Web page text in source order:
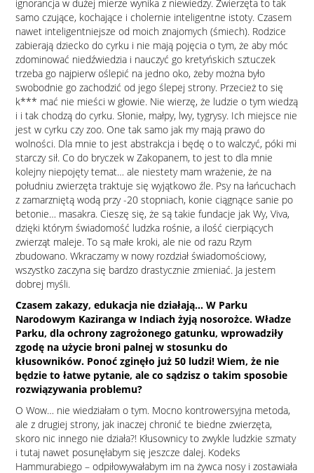
ignorancja w dużej mierze wynika z niewiedzy. Zwierzęta to tak
samo czujące, kochające i cholernie inteligentne istoty. Czasem
nawet inteligentniejsze od moich znajomych (śmiech). Rodzice
zabierają dziecko do cyrku i nie mają pojęcia o tym, że aby móc
zdominować niedźwiedzia i nauczyć go kretyńskich sztuczek
trzeba go najpierw oślepić na jedno oko, żeby można było
swobodnie go zachodzić od jego ślepej strony. Przecież to się
k*** mać nie mieści w głowie. Nie wierzę, że ludzie o tym wiedzą
i i tak chodzą do cyrku. Słonie, małpy, lwy, tygrysy. Ich miejsce nie
jest w cyrku czy zoo. One tak samo jak my mają prawo do
wolności. Dla mnie to jest abstrakcja i będę o to walczyć, póki mi
starczy sił. Co do bryczek w Zakopanem, to jest to dla mnie
kolejny niepojęty temat… ale niestety mam wrażenie, że na
południu zwierzęta traktuje się wyjątkowo źle. Psy na łańcuchach
z zamarzniętą wodą przy -20 stopniach, konie ciągnące sanie po
betonie… masakra. Cieszę się, że są takie fundacje jak Wy, Viva,
dzięki którym świadomość ludzka rośnie, a ilość cierpiących
zwierząt maleje. To są małe kroki, ale nie od razu Rzym
zbudowano. Wkraczamy w nowy rozdział świadomościowy,
wszystko zaczyna się bardzo drastycznie zmieniać. Ja jestem
dobrej myśli.
Czasem zakazy, edukacja nie działają… W Parku
Narodowym Kaziranga w Indiach żyją nosorożce. Władze
Parku, dla ochrony zagrożonego gatunku, wprowadziły
zgodę na użycie broni palnej w stosunku do
kłusowników. Ponoć zginęło już 50 ludzi! Wiem, że nie
będzie to łatwe pytanie, ale co sądzisz o takim sposobie
rozwiązywania problemu?
O Wow… nie wiedziałam o tym. Mocno kontrowersyjna metoda,
ale z drugiej strony, jak inaczej chronić te biedne zwierzęta,
skoro nic innego nie działa?! Kłusownicy to zwykle ludzkie szmaty
i tutaj nawet posunęłabym się jeszcze dalej. Kodeks
Hammurabiego – odpiłowywałabym im na żywca nosy i zostawiała